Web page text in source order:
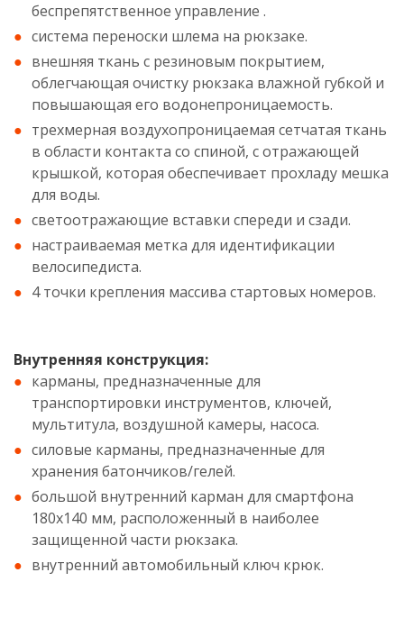
беспрепятственное управление .
система переноски шлема на рюкзаке.
внешняя ткань с резиновым покрытием,
облегчающая очистку рюкзака влажной губкой и
повышающая его водонепроницаемость.
трехмерная воздухопроницаемая сетчатая ткань
в области контакта со спиной, с отражающей
крышкой, которая обеспечивает прохладу мешка
для воды.
светоотражающие вставки спереди и сзади.
настраиваемая метка для идентификации
велосипедиста.
4 точки крепления массива стартовых номеров.
Внутренняя конструкция:
карманы, предназначенные для
транспортировки инструментов, ключей,
мультитула, воздушной камеры, насоса.
силовые карманы, предназначенные для
хранения батончиков/гелей.
большой внутренний карман для смартфона
180x140 мм, расположенный в наиболее
защищенной части рюкзака.
внутренний автомобильный ключ крюк.